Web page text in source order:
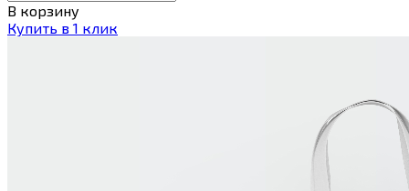
В корзину
Купить в 1 клик